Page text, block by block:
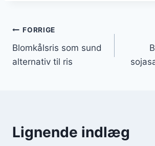
Indlægsnavigation
FORRIGE
Blomkålsris som sund
alternativ til ris
Lignende indlæg